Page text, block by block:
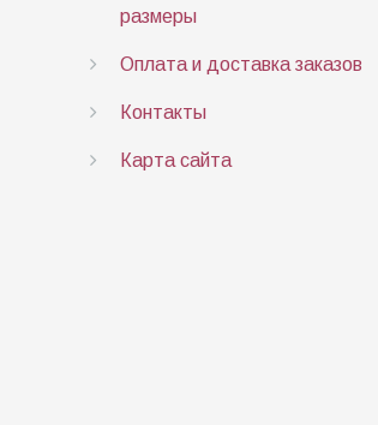
размеры
Оплата и доставка заказов
Контакты
Карта сайта